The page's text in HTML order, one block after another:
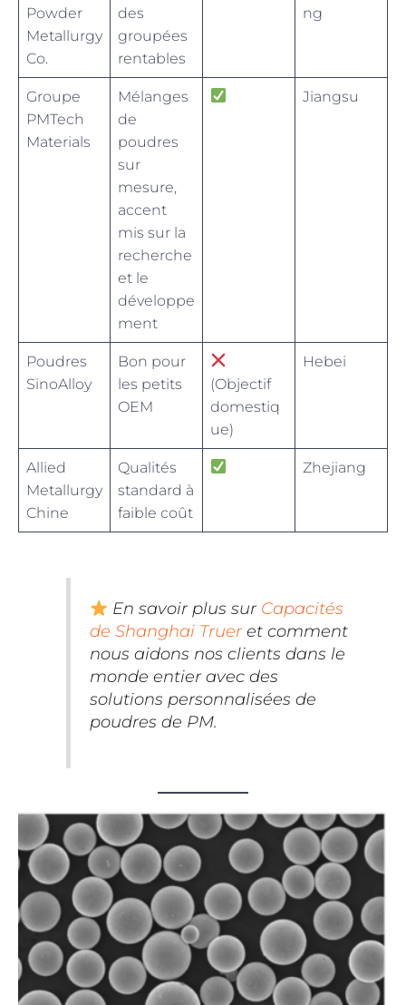
Powder
Metallurgy
Co.
des
groupées
rentables
ng
Groupe
PMTech
Materials
Mélanges
de
poudres
sur
mesure,
accent
mis sur la
recherche
et le
développe
ment
Jiangsu
Poudres
SinoAlloy
Bon pour
les petits
OEM
(Objectif
domestiq
ue)
Hebei
Allied
Metallurgy
Chine
Qualités
standard à
faible coût
Zhejiang
En savoir plus sur Capacités
de Shanghai Trueret comment
nous aidons nos clients dans le
monde entier avec des
solutions personnalisées de
poudres de PM.